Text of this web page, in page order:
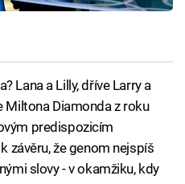
Lana a Lilly, dříve Larry a
Miltona Diamonda z roku
predispozicím
závěru, že genom nejspíš
slovy - v okamžiku, kdy